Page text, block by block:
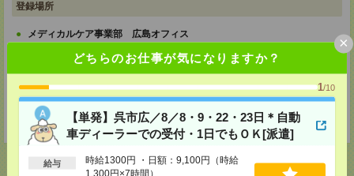
どちらのお仕事が気になりますか？
1/10
【単発】呉市広／8／8・9・22・23日＊自動
車ディーラーでの受付・1日でもＯＫ[派遣]
給与
時給1300円 ・日額：9,100円（時給
1,300円×7時間）
×
登録場所
メディカルケア事業部 広島オフィス
広島県広島市中区橋本町10-6 広島NSビル6階
TEL：0120-991-462
担当：採用担当
登録交通費
★今ならご来社登録でQUOカード2000円分をプレゼント中★